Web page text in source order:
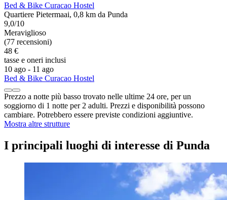
Bed & Bike Curacao Hostel
Quartiere Pietermaai, 0,8 km da Punda
9,0/10
Meraviglioso
(77 recensioni)
48 €
tasse e oneri inclusi
10 ago - 11 ago
Bed & Bike Curacao Hostel
Prezzo a notte più basso trovato nelle ultime 24 ore, per un
soggiorno di 1 notte per 2 adulti. Prezzi e disponibilità possono
cambiare. Potrebbero essere previste condizioni aggiuntive.
Mostra altre strutture
I principali luoghi di interesse di Punda